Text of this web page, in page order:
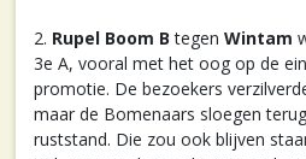
2. Rupel Boom B tegen Wintam
3e A, vooral met het oog op de
promotie. De bezoekers
maar de Bomenaars sloegen
ruststand. Die zou ook blijven